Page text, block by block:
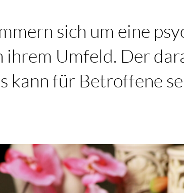
sich um eine
ihrem Umfeld. Der
kann für Betroffene